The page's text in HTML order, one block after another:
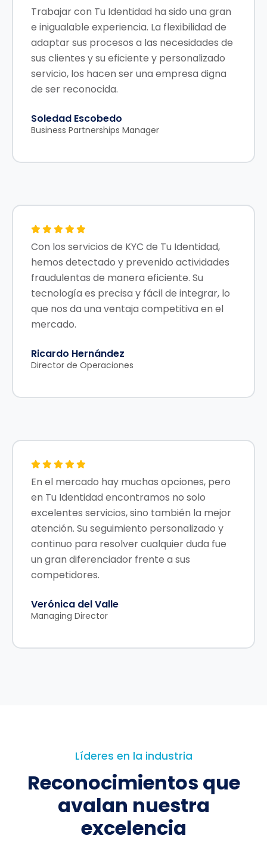
Trabajar con Tu Identidad ha sido una gran
e inigualable experiencia. La flexibilidad de
adaptar sus procesos a las necesidades de
sus clientes y su eficiente y personalizado
servicio, los hacen ser una empresa digna
de ser reconocida.
Soledad Escobedo
Business Partnerships Manager
Con los servicios de KYC de Tu Identidad,
hemos detectado y prevenido actividades
fraudulentas de manera eficiente. Su
tecnología es precisa y fácil de integrar, lo
que nos da una ventaja competitiva en el
mercado.
Ricardo Hernández
Director de Operaciones
En el mercado hay muchas opciones, pero
en Tu Identidad encontramos no solo
excelentes servicios, sino también la mejor
atención. Su seguimiento personalizado y
continuo para resolver cualquier duda fue
un gran diferenciador frente a sus
competidores.
Verónica del Valle
Managing Director
Líderes en la industria
Reconocimientos que
avalan nuestra
excelencia